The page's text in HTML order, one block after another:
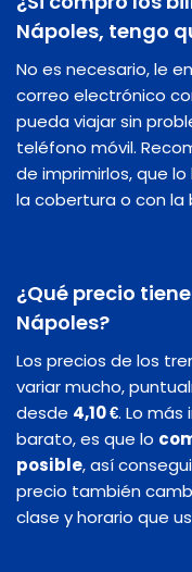
Nápoles, tengo
No es necesario, le
correo electrónico
pueda viajar sin
teléfono móvil.
de imprimirlos, que
la cobertura o con
¿Qué precio
Nápoles?
Los precios de los
variar mucho,
desde 4,10 €. Lo
barato, es que lo
posible, así
precio también
clase y horario que